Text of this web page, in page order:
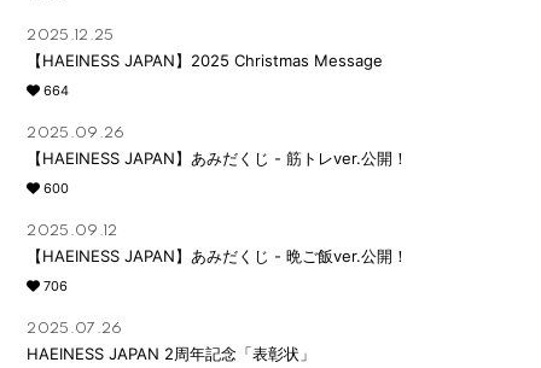
2025.12.25
【HAEINESS JAPAN】2025 Christmas Message
664
2025.09.26
【HAEINESS JAPAN】あみだくじ - 筋トレver.公開！
600
2025.09.12
【HAEINESS JAPAN】あみだくじ - 晩ご飯ver.公開！
706
2025.07.26
HAEINESS JAPAN 2周年記念「表彰状」